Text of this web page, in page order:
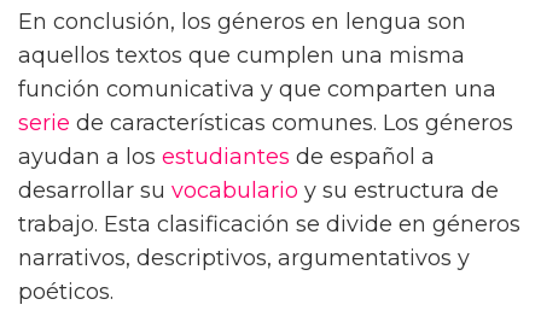
En conclusión, los géneros en lengua son
aquellos textos que cumplen una misma
función comunicativa y que comparten una
serie de características comunes. Los géneros
ayudan a los estudiantes de español a
desarrollar su vocabulario y su estructura de
trabajo. Esta clasificación se divide en géneros
narrativos, descriptivos, argumentativos y
poéticos.